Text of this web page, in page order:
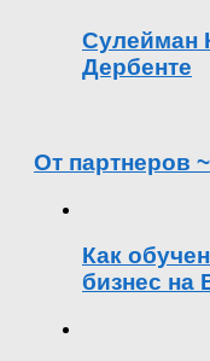
Сулейман
Дербенте
От партнеров ~
Как
бизнес на